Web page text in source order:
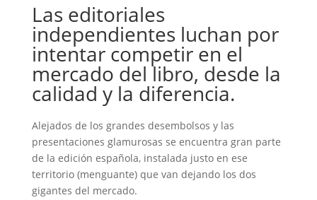
Las editoriales
independientes luchan por
intentar competir en el
mercado del libro, desde la
calidad y la diferencia.
Alejados de los grandes desembolsos y las
presentaciones glamurosas se encuentra gran parte
de la edición española, instalada justo en ese
territorio (menguante) que van dejando los dos
gigantes del mercado.